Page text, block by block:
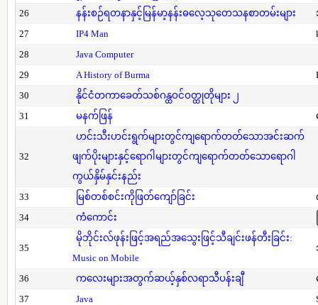
26
နန်းစဉ်ရတနာနှင့်မြန်မာ့နန်းဓလေ့သုတေသနစာတမ်းများ
27
IP4 Man
28
Java Computer
29
A History of Burma
30
နိုင်ငံတကာခေတ်သစ်ဂန္ထဝင်ဝတ္ထုတိုများ ၂
31
မနက်ဖြန်
32
ဟင်းသီးဟင်းရွက်များတွင်ကျရောက်တတ်သောအင်းဆက်
ဖျက်ပိုးများနှင့်ရောဂါများတွင်ကျရောက်တတ်သောရောဂါ
ကွယ်နှိမ်နှင်းနည်း
33
မြစ်တစ်စင်းကိုဖြတ်ကျော်ခြင်း
34
ကံကောင်း
35
မိုဘိုင်းလ်ဖုန်းဖြင့်အရည်အသွေးဖြင့်သီချင်းဖန်တီးခြင်း:
Music on Mobile
36 ကလေးများအတွက်ဆယ့်နှစ်လရာသီပန်းချီ
37
Java